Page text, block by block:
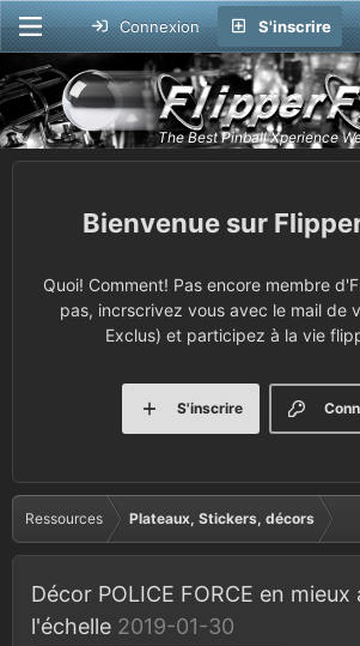
Connexion S'inscrire
Quoi! Comment! Pas encore membre
pas, incrscrivez vous avec le mail de
Exclus) et participez à la vie
S'inscrire
Ressources Plateaux, Stickers, décors
Décor POLICE FORCE en mieux
l'échelle 2019-01-30